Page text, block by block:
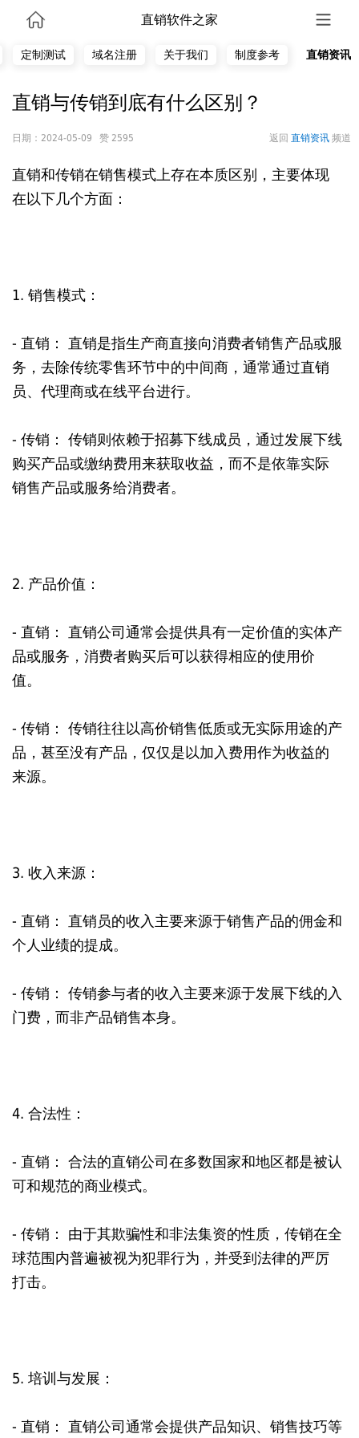
直销软件之家
定制测试 域名注册 关于我们 制度参考 直销资讯
直销与传销到底有什么区别？
日期：2024-05-09 赞 2595 返回 直销资讯 频道
直销和传销在销售模式上存在本质区别，主要体现
在以下几个方面：
1. 销售模式：
- 直销： 直销是指生产商直接向消费者销售产品或服
务，去除传统零售环节中的中间商，通常通过直销
员、代理商或在线平台进行。
- 传销： 传销则依赖于招募下线成员，通过发展下线
购买产品或缴纳费用来获取收益，而不是依靠实际
销售产品或服务给消费者。
2. 产品价值：
- 直销： 直销公司通常会提供具有一定价值的实体产
品或服务，消费者购买后可以获得相应的使用价
值。
- 传销： 传销往往以高价销售低质或无实际用途的产
品，甚至没有产品，仅仅是以加入费用作为收益的
来源。
3. 收入来源：
- 直销： 直销员的收入主要来源于销售产品的佣金和
个人业绩的提成。
- 传销： 传销参与者的收入主要来源于发展下线的入
门费，而非产品销售本身。
4. 合法性：
- 直销： 合法的直销公司在多数国家和地区都是被认
可和规范的商业模式。
- 传销： 由于其欺骗性和非法集资的性质，传销在全
球范围内普遍被视为犯罪行为，并受到法律的严厉
打击。
5. 培训与发展：
- 直销： 直销公司通常会提供产品知识、销售技巧等